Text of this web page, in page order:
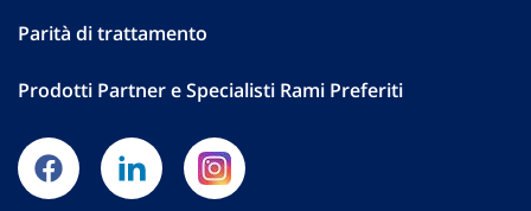
Parità di trattamento
Prodotti Partner e Specialisti Rami Preferiti